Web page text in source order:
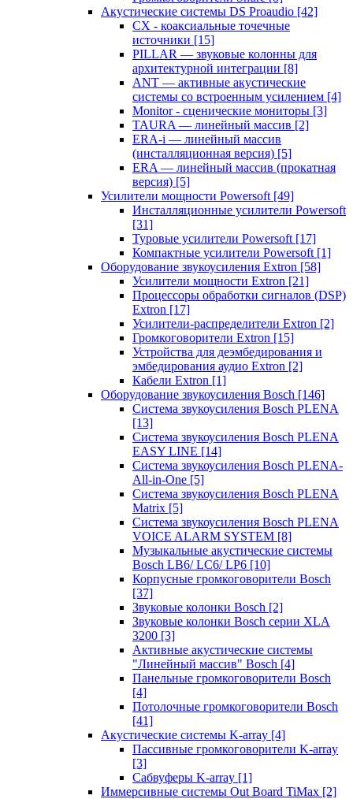
Акустические системы DS Proaudio [42]
CX - коаксиальные точечные
источники [15]
PILLAR — звуковые колонны для
архитектурной интеграции [8]
ANT — активные акустические
системы со встроенным усилением [4]
Monitor - сценические мониторы [3]
TAURA — линейный массив [2]
ERA-i — линейный массив
(инсталляционная версия) [5]
ERA — линейный массив (прокатная
версия) [5]
Усилители мощности Powersoft [49]
Инсталляционные усилители Powersoft
[31]
Туровые усилители Powersoft [17]
Компактные усилители Powersoft [1]
Оборудование звукоусиления Extron [58]
Усилители мощности Extron [21]
Процессоры обработки сигналов (DSP)
Extron [17]
Усилители-распределители Extron [2]
Громкоговорители Extron [15]
Устройства для деэмбедирования и
эмбедирования аудио Extron [2]
Кабели Extron [1]
Оборудование звукоусиления Bosch [146]
Система звукоусиления Bosch PLENA
[13]
Система звукоусиления Bosch PLENA
EASY LINE [14]
Система звукоусиления Bosch PLENA-
All-in-One [5]
Система звукоусиления Bosch PLENA
Matrix [5]
Система звукоусиления Bosch PLENA
VOICE ALARM SYSTEM [8]
Музыкальные акустические системы
Bosch LB6/ LC6/ LP6 [10]
Корпусные громкоговорители Bosch
[37]
Звуковые колонки Bosch [2]
Звуковые колонки Bosch серии XLA
3200 [3]
Активные акустические системы
"Линейный массив" Bosch [4]
Панельные громкоговорители Bosch
[4]
Потолочные громкоговорители Bosch
[41]
Акустические системы K-array [4]
Пассивные громкоговорители K-array
[3]
Сабвуферы K-array [1]
Иммерсивные системы Out Board TiMax [2]